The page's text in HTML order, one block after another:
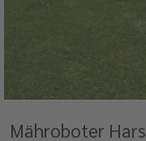
Mähroboter